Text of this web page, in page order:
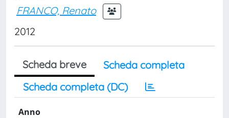
FRANCO, Renato
2012
Scheda breve
Scheda completa
Scheda completa (DC)
Anno